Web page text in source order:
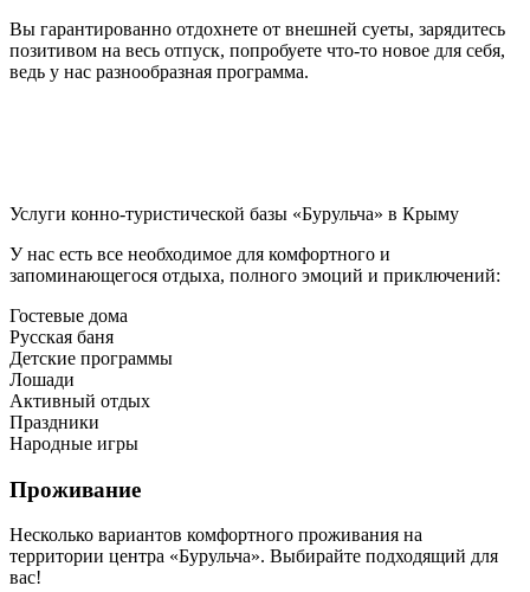
Вы гарантированно отдохнете от внешней суеты, зарядитесь
позитивом на весь отпуск, попробуете что-то новое для себя,
ведь у нас разнообразная программа.
Услуги конно-туристической базы «Бурульча» в Крыму
У нас есть все необходимое для комфортного и
запоминающегося отдыха, полного эмоций и приключений:
Гостевые дома
Русская баня
Детские программы
Лошади
Активный отдых
Праздники
Народные игры
Проживание
Несколько вариантов комфортного проживания на
территории центра «Бурульча». Выбирайте подходящий для
вас!